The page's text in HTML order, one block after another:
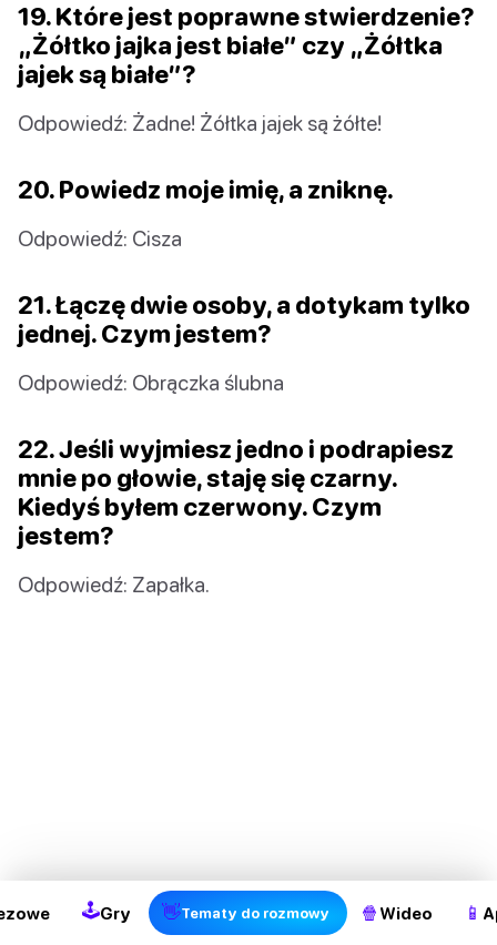
19. Które jest poprawne stwierdzenie?
„Żółtko jajka jest białe” czy „Żółtka
jajek są białe”?
Odpowiedź: Żadne! Żółtka jajek są żółte!
20. Powiedz moje imię, a zniknę.
Odpowiedź: Cisza
21. Łączę dwie osoby, a dotykam tylko
jednej. Czym jestem?
Odpowiedź: Obrączka ślubna
22. Jeśli wyjmiesz jedno i podrapiesz
mnie po głowie, staję się czarny.
Kiedyś byłem czerwony. Czym
jestem?
Odpowiedź: Zapałka.
🕹Gry 👋Tematy do rozmowy 🍿 Wideo 📱